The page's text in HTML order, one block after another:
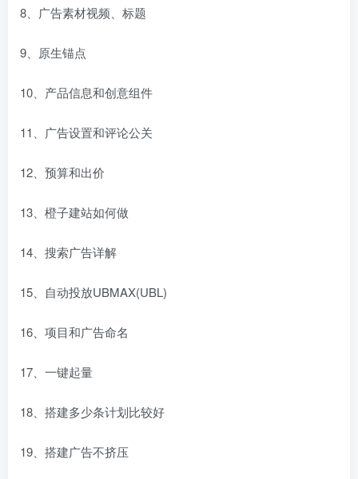
8、广告素材视频、标题
9、原生锚点
10、产品信息和创意组件
11、广告设置和评论公关
12、预算和出价
13、橙子建站如何做
14、搜索广告详解
15、自动投放UBMAX(UBL)
16、项目和广告命名
17、一键起量
18、搭建多少条计划比较好
19、搭建广告不挤压